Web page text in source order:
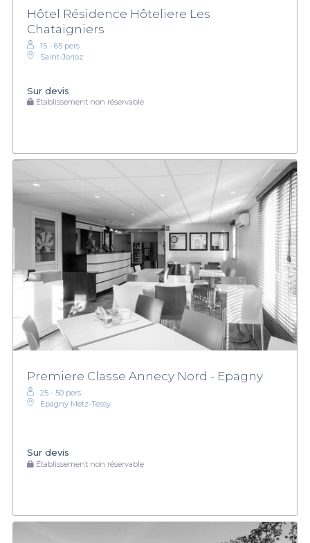
Hôtel Résidence Hôteliere Les
Chataigniers
15 - 65 pers.
Saint-Jorioz
Sur devis
Établissement non réservable
Premiere Classe Annecy Nord - Epagny
25 - 50 pers.
Epagny Metz-Tessy
Sur devis
Établissement non réservable